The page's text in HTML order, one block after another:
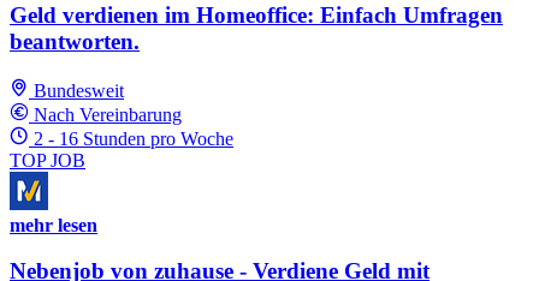
Geld verdienen im Homeoffice: Einfach Umfragen
beantworten.
Bundesweit
Nach Vereinbarung
2 - 16 Stunden pro Woche
TOP JOB
mehr lesen
Nebenjob von zuhause - Verdiene Geld mit